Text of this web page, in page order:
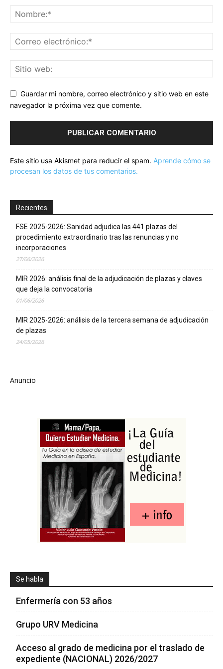
Guardar mi nombre, correo electrónico y sitio web en este
navegador la próxima vez que comente.
Este sitio usa Akismet para reducir el spam. Aprende cómo se
procesan los datos de tus comentarios.
Recientes
FSE 2025-2026: Sanidad adjudica las 441 plazas del
procedimiento extraordinario tras las renuncias y no
incorporaciones
27/06/2026
MIR 2026: análisis final de la adjudicación de plazas y claves
que deja la convocatoria
01/06/2026
MIR 2025-2026: análisis de la tercera semana de adjudicación
de plazas
24/05/2026
Anuncio
Se habla
Enfermería con 53 años
Grupo URV Medicina
Acceso al grado de medicina por el traslado de
expediente (NACIONAL) 2026/2027